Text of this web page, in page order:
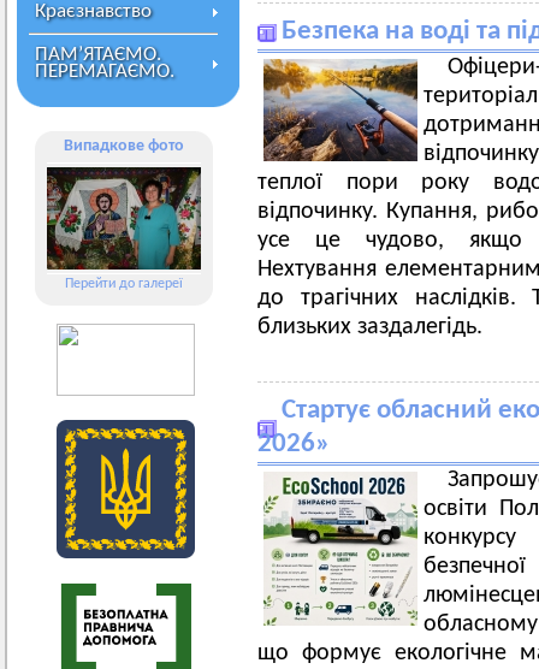
Краєзнавство
ПАМ’ЯТАЄМО.
ПЕРЕМАГАЄМО.
Випадкове фото
Перейти до галереї
Безпека на воді та
теплої пори року
відпочинку. Купання,
усе це чудово, якщо
Нехтування
до трагічних
близьких заздалегідь.
Стартує обласний
2026»
освіти
що формує екологічне